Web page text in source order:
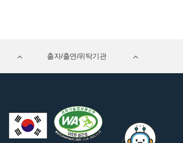
출자/출연/위탁기관